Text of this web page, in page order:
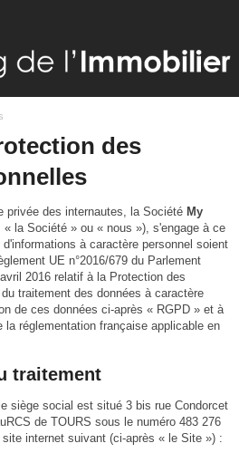
des
privée des internautes, la Société My
« la Société » ou « nous »), s'engage à ce
à caractère personnel soient
UE n°2016/679 du Parlement
2016 relatif à la Protection des
traitement des données à caractère
de ces données ci-après « RGPD » et à
la réglementation française applicable en
traitement
siège social est situé 3 bis rue Condorcet
de TOURS sous le numéro 483 276
internet suivant (ci-après « le Site ») :